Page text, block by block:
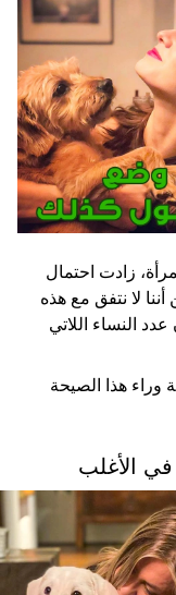
زادت احتمال
لا نتفق مع هذه
عدد النساء اللاتي
وراء هذا الصيحة
الأغلب